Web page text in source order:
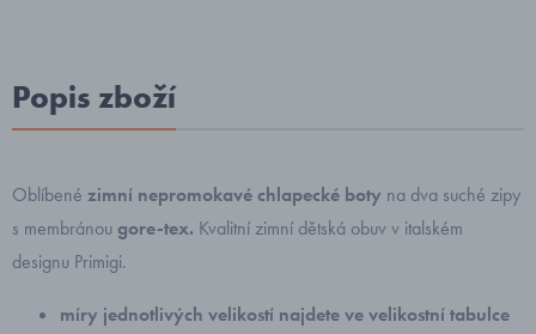
Popis zboží
Oblíbené zimní nepromokavéchlapecké boty na dva suché zipy
s membránougore-tex. Kvalitní zimní dětská obuv v italském
designu Primigi.
míry jednotlivých velikostí najdete ve velikostní tabulce